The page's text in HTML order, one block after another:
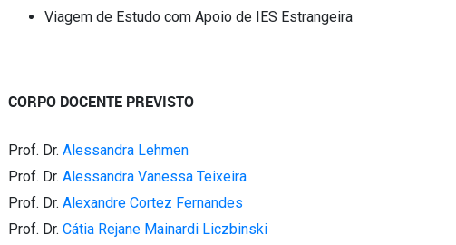
Viagem de Estudo com Apoio de IES Estrangeira
CORPO DOCENTE PREVISTO
Prof. Dr. Alessandra Lehmen
Prof. Dr. Alessandra Vanessa Teixeira
Prof. Dr. Alexandre Cortez Fernandes
Prof. Dr. Cátia Rejane Mainardi Liczbinski